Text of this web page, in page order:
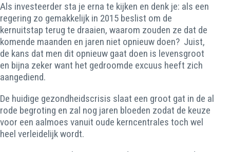
Als investeerder sta je erna te kijken en denk je: als een
regering zo gemakkelijk in 2015 beslist om de
kernuitstap terug te draaien, waarom zouden ze dat de
komende maanden en jaren niet opnieuw doen? Juist,
de kans dat men dit opnieuw gaat doen is levensgroot
en bijna zeker want het gedroomde excuus heeft zich
aangediend.
De huidige gezondheidscrisis slaat een groot gat in de al
rode begroting en zal nog jaren bloeden zodat de keuze
voor een aalmoes vanuit oude kerncentrales toch wel
heel verleidelijk wordt.